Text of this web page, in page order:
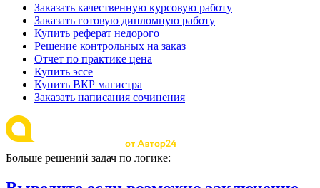
Заказать качественную курсовую работу
Заказать готовую дипломную работу
Купить реферат недорого
Решение контрольных на заказ
Отчет по практике цена
Купить эссе
Купить ВКР магистра
Заказать написания сочинения
Больше решений задач по логике: